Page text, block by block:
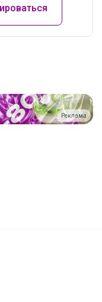
Реклама